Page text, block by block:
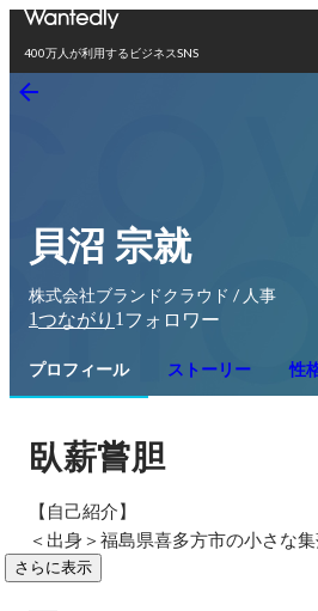
400万人が利用するビジネスSNS
貝沼 宗就
株式会社ブランドクラウド / 人事
1つながり 1 フォロワー
プロフィール ストーリー 性
臥薪嘗胆
【自己紹介】
＜出身＞福島県喜多方市の小さな
さらに表示